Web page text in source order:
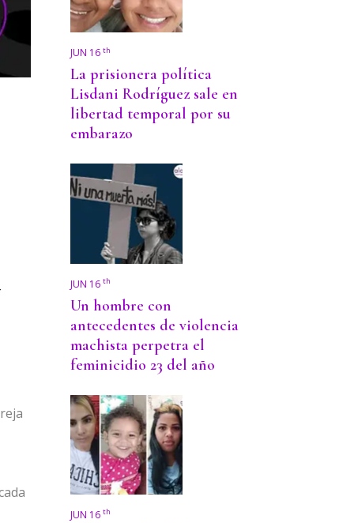
JUN 16 th
La prisionera política
Lisdani Rodríguez sale en
libertad temporal por su
embarazo
JUN 16 th
Un hombre con
antecedentes de violencia
machista perpetra el
feminicidio 23 del año
JUN 16 th